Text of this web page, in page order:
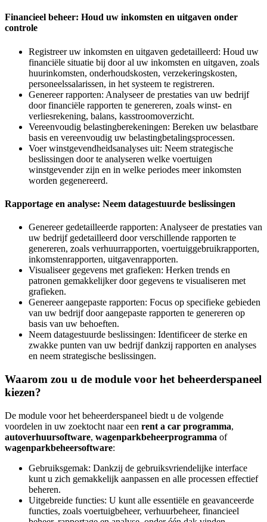
Financieel beheer: Houd uw inkomsten en uitgaven onder
controle
Registreer uw inkomsten en uitgaven gedetailleerd: Houd uw
financiële situatie bij door al uw inkomsten en uitgaven, zoals
huurinkomsten, onderhoudskosten, verzekeringskosten,
personeelssalarissen, in het systeem te registreren.
Genereer rapporten: Analyseer de prestaties van uw bedrijf
door financiële rapporten te genereren, zoals winst- en
verliesrekening, balans, kasstroomoverzicht.
Vereenvoudig belastingberekeningen: Bereken uw belastbare
basis en vereenvoudig uw belastingbetalingsprocessen.
Voer winstgevendheidsanalyses uit: Neem strategische
beslissingen door te analyseren welke voertuigen
winstgevender zijn en in welke periodes meer inkomsten
worden gegenereerd.
Rapportage en analyse: Neem datagestuurde beslissingen
Genereer gedetailleerde rapporten: Analyseer de prestaties van
uw bedrijf gedetailleerd door verschillende rapporten te
genereren, zoals verhuurrapporten, voertuiggebruikrapporten,
inkomstenrapporten, uitgavenrapporten.
Visualiseer gegevens met grafieken: Herken trends en
patronen gemakkelijker door gegevens te visualiseren met
grafieken.
Genereer aangepaste rapporten: Focus op specifieke gebieden
van uw bedrijf door aangepaste rapporten te genereren op
basis van uw behoeften.
Neem datagestuurde beslissingen: Identificeer de sterke en
zwakke punten van uw bedrijf dankzij rapporten en analyses
en neem strategische beslissingen.
Waarom zou u de module voor het beheerderspaneel
kiezen?
De module voor het beheerderspaneel biedt u de volgende
voordelen in uw zoektocht naar een rent a car programma,
autoverhuursoftware, wagenparkbeheerprogramma of
wagenparkbeheersoftware:
Gebruiksgemak: Dankzij de gebruiksvriendelijke interface
kunt u zich gemakkelijk aanpassen en alle processen effectief
beheren.
Uitgebreide functies: U kunt alle essentiële en geavanceerde
functies, zoals voertuigbeheer, verhuurbeheer, financieel